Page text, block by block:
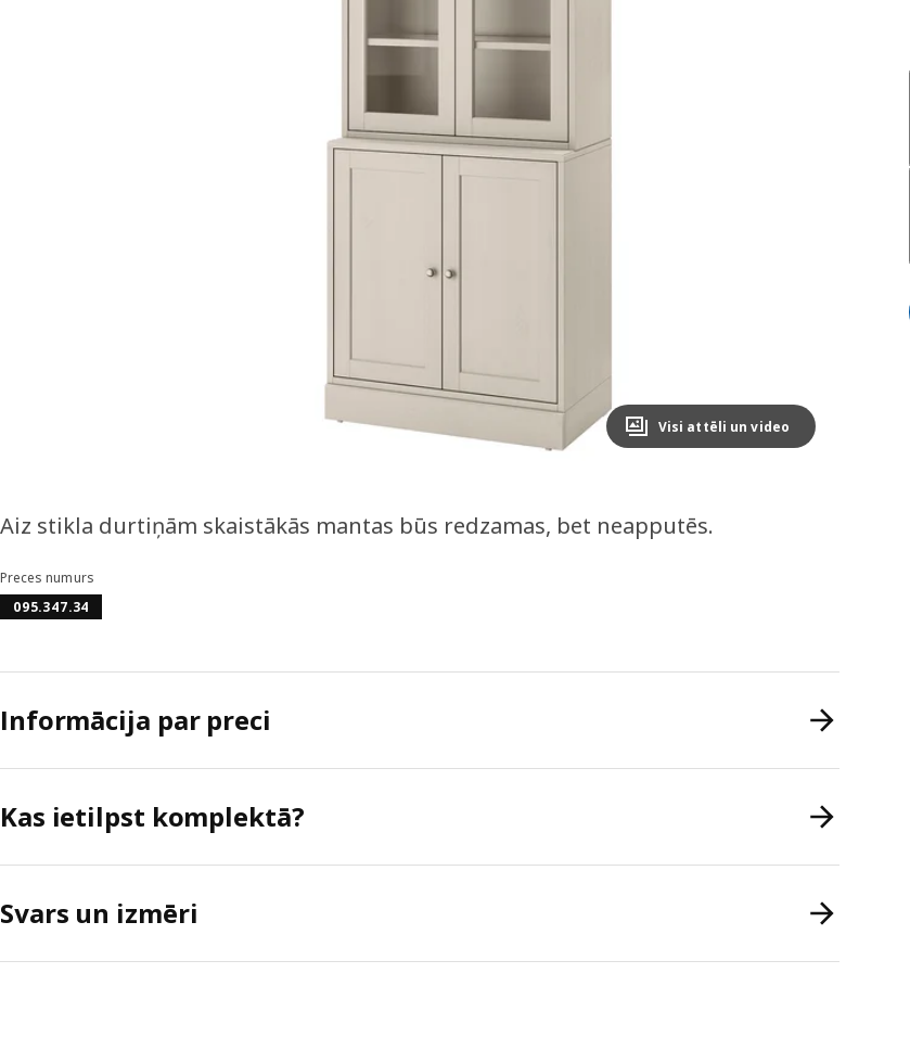
Visi attēli un video
Aiz stikla durtiņām skaistākās mantas būs redzamas, bet neapputēs.
Preces numurs
095.347.34
Informācija par preci
Kas ietilpst komplektā?
Svars un izmēri